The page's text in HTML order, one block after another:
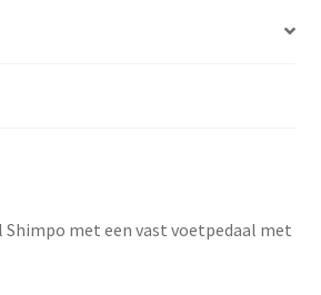
Shimpo met een vast voetpedaal met